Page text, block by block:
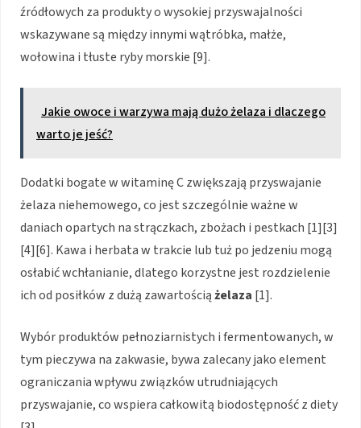
źródłowych za produkty o wysokiej przyswajalności
wskazywane są między innymi wątróbka, małże,
wołowina i tłuste ryby morskie [9].
Jakie owoce i warzywa mają dużo żelaza i dlaczego
warto je jeść?
Dodatki bogate w witaminę C zwiększają przyswajanie
żelaza niehemowego, co jest szczególnie ważne w
daniach opartych na strączkach, zbożach i pestkach [1][3]
[4][6]. Kawa i herbata w trakcie lub tuż po jedzeniu mogą
osłabić wchłanianie, dlatego korzystne jest rozdzielenie
ich od posiłków z dużą zawartościążelaza [1].
Wybór produktów pełnoziarnistych i fermentowanych, w
tym pieczywa na zakwasie, bywa zalecany jako element
ograniczania wpływu związków utrudniających
przyswajanie, co wspiera całkowitą biodostępność z diety